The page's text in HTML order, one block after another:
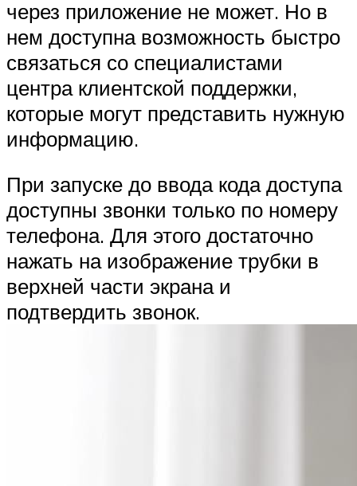
через приложение не может. Но в
нем доступна возможность быстро
связаться со специалистами
центра клиентской поддержки,
которые могут представить нужную
информацию.
При запуске до ввода кода доступа
доступны звонки только по номеру
телефона. Для этого достаточно
нажать на изображение трубки в
верхней части экрана и
подтвердить звонок.